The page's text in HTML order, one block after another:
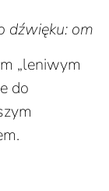
dźwięku: om
„leniwym
do